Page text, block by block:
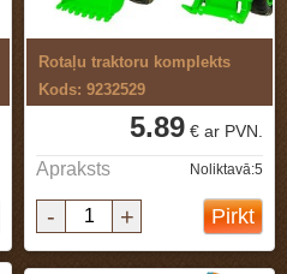
Rotaļu traktoru komplekts
Kods: 9232529
5.89 € ar PVN.
Apraksts Noliktavā:5
- + Pirkt